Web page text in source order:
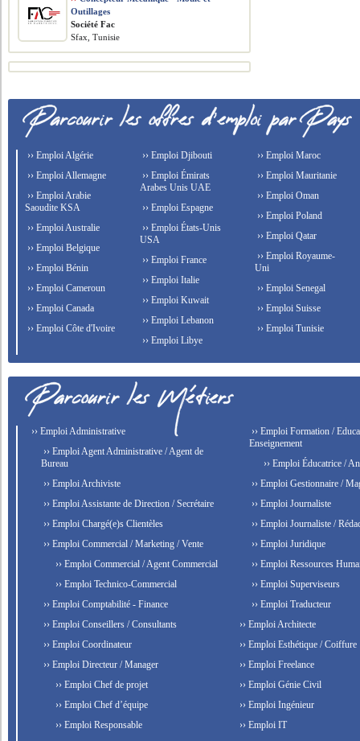
Outillages
Société Fac
Sfax, Tunisie
›› Emploi Algérie
›› Emploi Allemagne
›› Emploi Arabie
Saoudite KSA
›› Emploi Australie
›› Emploi Belgique
›› Emploi Bénin
›› Emploi Cameroun
›› Emploi Canada
›› Emploi Côte d'Ivoire
›› Emploi Djibouti
›› Emploi Émirats
Arabes Unis UAE
›› Emploi Espagne
›› Emploi États-Unis
USA
›› Emploi France
›› Emploi Italie
›› Emploi Kuwait
›› Emploi Lebanon
›› Emploi Libye
›› Emploi Maroc
›› Emploi Mauritanie
›› Emploi Oman
›› Emploi Poland
›› Emploi Qatar
›› Emploi Royaume-
Uni
›› Emploi Senegal
›› Emploi Suisse
›› Emploi Tunisie
›› Emploi Administrative
›› Emploi Agent Administrative / Agent de
Bureau
›› Emploi Archiviste
›› Emploi Assistante de Direction / Secrétaire
›› Emploi Chargé(e)s Clientèles
›› Emploi Commercial / Marketing / Vente
›› Emploi Commercial / Agent Commercial
›› Emploi Technico-Commercial
›› Emploi Comptabilité - Finance
›› Emploi Conseillers / Consultants
›› Emploi Coordinateur
›› Emploi Directeur / Manager
›› Emploi Chef de projet
›› Emploi Chef d’équipe
›› Emploi Responsable
›› Emploi Formation /
Enseignement
›› Emploi Éducatrice /
›› Emploi Gestionnaire /
›› Emploi Journaliste
›› Emploi Journaliste /
›› Emploi Juridique
›› Emploi Ressources
›› Emploi Superviseurs
›› Emploi Traducteur
›› Emploi Architecte
›› Emploi Esthétique / Coiffure
›› Emploi Freelance
›› Emploi Génie Civil
›› Emploi Ingénieur
›› Emploi IT